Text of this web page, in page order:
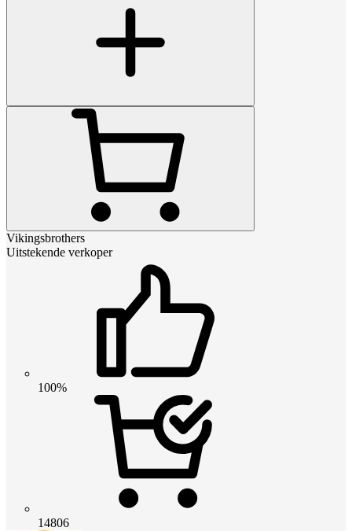
Vikingsbrothers
Uitstekende verkoper
100%
14806